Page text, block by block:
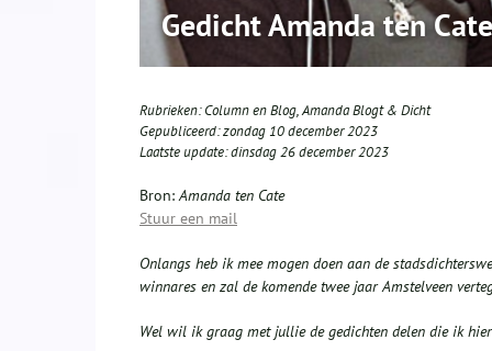
Gedicht Amanda ten
Rubrieken:Column en Blog,Amanda Blogt & Dicht
Gepubliceerd:zondag 10 december 2023
Laatste update:dinsdag 26 december 2023
Bron:Amanda ten Cate
Stuur een mail
Onlangs heb ik mee mogen doen aan de
winnares en zal de komende twee jaar Amstelveen
Wel wil ik graag met jullie de gedichten delen die ik